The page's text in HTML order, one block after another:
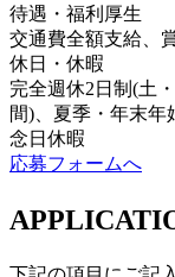
待遇・福利厚生
交通費全額支給、
休日・休暇
完全週休2日制(土
間)、夏季・年末
念日休暇
応募フォームへ